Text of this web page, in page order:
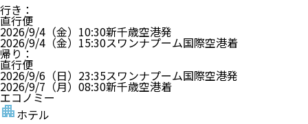
行き ：
直行便
2026/9/4（金） 10:30新千歳空港発
2026/9/4（金） 15:30スワンナプーム国際空港着
帰り ：
直行便
2026/9/6（日） 23:35スワンナプーム国際空港発
2026/9/7（月） 08:30新千歳空港着
エコノミー
ホテル